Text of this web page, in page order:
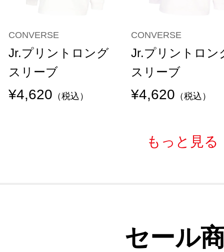
CONVERSE
Jr.プリントロング
スリーブ
¥4,620 （税込）
CONVERSE
Jr.プリントロン
スリーブ
¥4,620 （税込）
もっと見る
セール